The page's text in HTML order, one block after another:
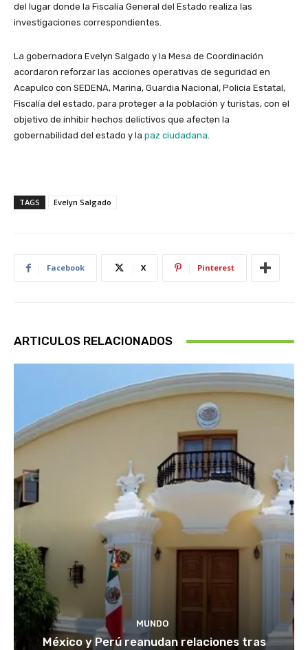
del lugar donde la Fiscalía General del Estado realiza las
investigaciones correspondientes.
La gobernadora Evelyn Salgado y la Mesa de Coordinación
acordaron reforzar las acciones operativas de seguridad en
Acapulco con SEDENA, Marina, Guardia Nacional, Policía Estatal,
Fiscalía del estado, para proteger a la población y turistas, con el
objetivo de inhibir hechos delictivos que afecten la
gobernabilidad del estado y la paz ciudadana.
TAGS Evelyn Salgado
Facebook X Pinterest
ARTICULOS RELACIONADOS
MUNDO
México y Perú reanudan relaciones tras